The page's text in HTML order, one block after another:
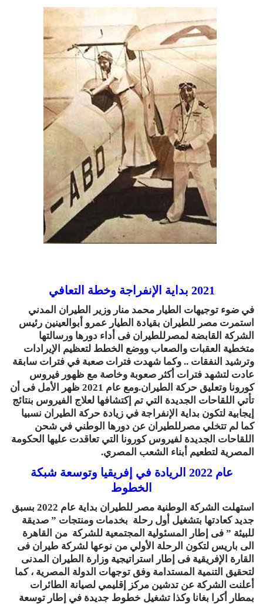
2021 بداية الإنفراجة وخطة التعافي
في ضوء توجيهات الطيار محمد منار وزير الطيران المدني
استمرت مصر للطيران بقيادة الطيار عمرو أبوالعينين رئيس
الشركة القابضة لمصرللطيران فى أداء دورها ورسالتها
متخطية العقبات والصعاب ووضع الخطط لتعظيم الإيرادات
وترشيد النفقات .. وكما شهدت فترات صعبة في فترات سابقة
عادت لتشهد فترات أكثر صعوبة وخاصة مع ظهور فيروس
كورونا وتعليق حركة الطيران.ومع عام 2021 ظهر الأمل فى أن
تأتي اللقاحات الجديدة التي تم إكتشافها لعلاج الفيروس بنتائج
إيجابية لتكون بداية الإنفراجة في زيادة حركة الطيران نسبيا
كما لم تتخلي مصرللطيران عن دورها الوطني في شحن
اللقاحات الجديدة لفيروس كورونا التي تعاقدت عليها الحكومة
المصرية لتطعيم أبناء الشعب المصري.
عام 2022 الريادة في إفريقيا وتوسعة شبكة
الخطوط
استهلت الشركة الوطنية مصر للطيران بداية عام 2022 بسبق
جديد كعادتها بتشغيل أول رحلة بخدمات ومنتجات ” صديقة
للبيئة ” فى إطار المسئولية المجتمعية للشركة من القاهرة
الى باريس لتكون الرحلة الأولي من نوعها لشركة طيران فى
القارة الإفريقية فى إطار استراتيجية وزارة الطيران المدنى
لتحقيق التنمية المستدامة وفق توجهات الدولة المصرية ، كما
أعلنت الشركة عن تدشين مركز إقليمي لصيانة الطائرات
بمطار أكرا بغانا وكذا تشغيل خطوط جديدة في إطار توسعة